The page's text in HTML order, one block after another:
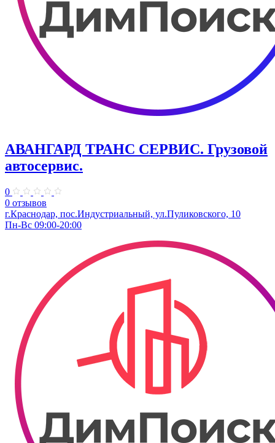
АВАНГАРД ТРАНС СЕРВИС. Грузовой
автосервис.
0
0 отзывов
г.Краснодар, пос.Индустриальный, ул.Пуликовского, 10
Пн-Вс 09:00-20:00